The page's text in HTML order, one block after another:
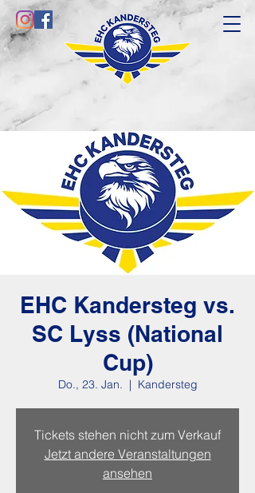
EHC Kandersteg vs.
SC Lyss (National
Cup)
Do., 23. Jan.
  |
Kandersteg
Tickets stehen nicht zum Verkauf
Jetzt andere Veranstaltungen
ansehen